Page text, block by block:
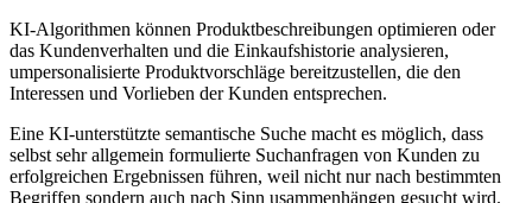
KI-Algorithmen können Produktbeschreibungen optimieren oder
das Kundenverhalten und die Einkaufshistorie analysieren,
umpersonalisierte Produktvorschläge bereitzustellen, die den
Interessen und Vorlieben der Kunden entsprechen.
Eine KI-unterstützte semantische Suche macht es möglich, dass
selbst sehr allgemein formulierte Suchanfragen von Kunden zu
erfolgreichen Ergebnissen führen, weil nicht nur nach bestimmten
Begriffen sondern auch nach Sinn usammenhängen gesucht wird.